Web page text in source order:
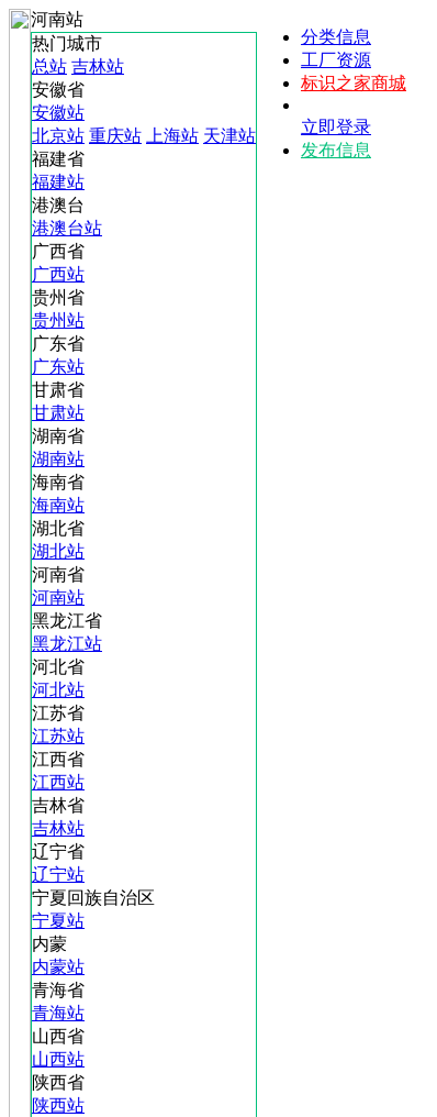
河南站
热门城市
总站 吉林站
安徽省
安徽站
北京站 重庆站 上海站 天津站
福建省
福建站
港澳台
港澳台站
广西省
广西站
贵州省
贵州站
广东省
广东站
甘肃省
甘肃站
湖南省
湖南站
海南省
海南站
湖北省
湖北站
河南省
河南站
黑龙江省
黑龙江站
河北省
河北站
江苏省
江苏站
江西省
江西站
吉林省
吉林站
辽宁省
辽宁站
宁夏回族自治区
宁夏站
内蒙
内蒙站
青海省
青海站
山西省
山西站
陕西省
陕西站
分类信息
工厂资源
标识之家商城
立即登录
发布信息